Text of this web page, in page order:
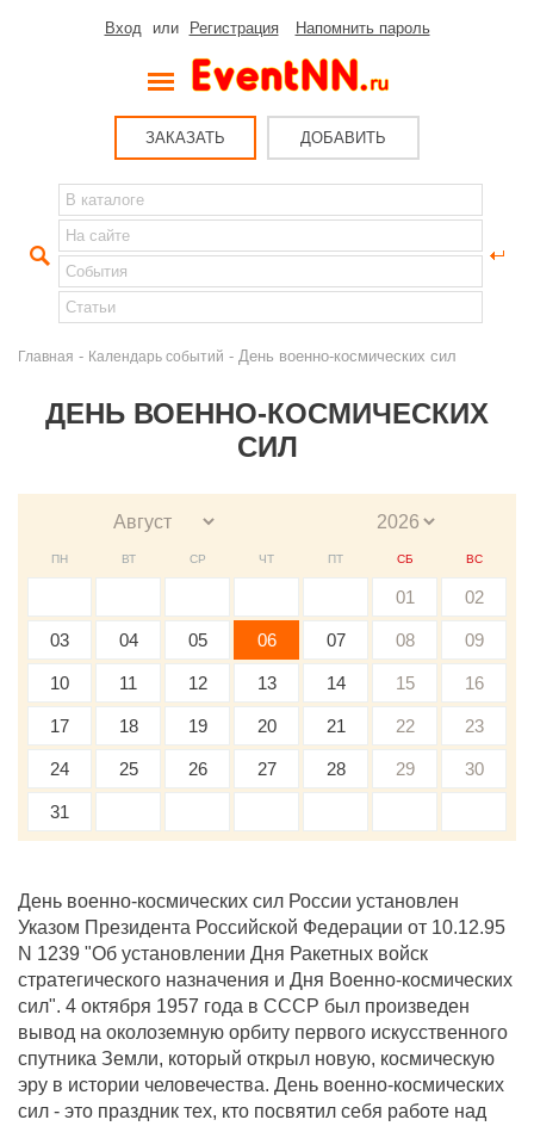
Вход или Регистрация Напомнить пароль
ЗАКАЗАТЬ ДОБАВИТЬ
Главная - Календарь событий - День военно-космических сил
ДЕНЬ ВОЕННО-КОСМИЧЕСКИХ
СИЛ
ПН ВТ СР ЧТ ПТ СБ ВС
01 02
03 04 05 06 07 08 09
10 11 12 13 14 15 16
17 18 19 20 21 22 23
24 25 26 27 28 29 30
31
День военно-космических сил России установлен
Указом Президента Российской Федерации от 10.12.95
N 1239 "Об установлении Дня Ракетных войск
стратегического назначения и Дня Военно-космических
сил". 4 октября 1957 года в СССР был произведен
вывод на околоземную орбиту первого искусственного
спутника Земли, который открыл новую, космическую
эру в истории человечества. День военно-космических
сил - это праздник тех, кто посвятил себя работе над